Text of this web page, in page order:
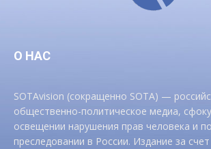
О НАС
SOTAvision (сокращенно SOTA) —
общественно-политическое медиа,
освещении нарушения прав человека и
преследовании в России. Издание за